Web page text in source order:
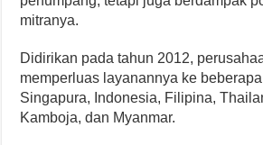
mitranya.
Didirikan pada tahun 2012,
memperluas layanannya ke
Singapura, Indonesia, Filipina,
Kamboja, dan Myanmar.